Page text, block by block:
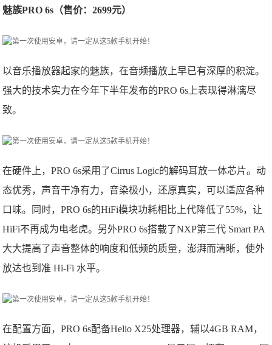
魅族PRO 6s（售价：2699元）
以音乐播放器起家的魅族，在音频播放上早已有深厚的积淀。
强大的技术实力在今年下半年发布的PRO 6s上表现得淋漓尽
致。
在硬件上，PRO 6s采用了Cirrus Logic的解码耳放一体芯片。动
态优秀，声音干净有力，音染极小，还原真实，可以适应各种
口味。同时，PRO 6s的HiFi模块功耗相比上代降低了55%，让
HiFi不再成为电老虎。另外PRO 6s搭载了NXP第三代 Smart PA
大大提高了声音整体的响度和低频的质量，澎湃而清晰，使外
放达也到准 Hi-Fi 水平。
在配置方面，PRO 6s配备Helio X25处理器，辅以4GB RAM，